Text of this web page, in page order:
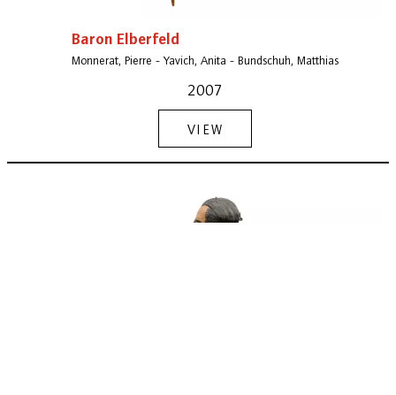
Baron Elberfeld
Monnerat, Pierre - Yavich, Anita - Bundschuh, Matthias
2007
VIEW